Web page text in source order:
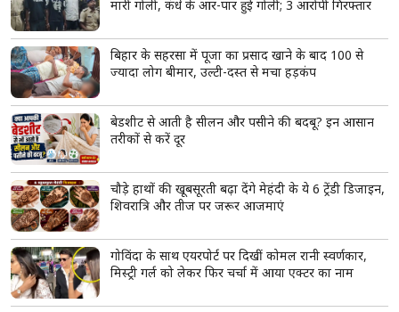
मारी गोली, कंधे के आर-पार हुई गोली; 3 आरोपी गिरफ्तार
बिहार के सहरसा में पूजा का प्रसाद खाने के बाद 100 से
ज्यादा लोग बीमार, उल्टी-दस्त से मचा हड़कंप
बेडशीट से आती है सीलन और पसीने की बदबू? इन आसान
तरीकों से करें दूर
चौड़े हाथों की खूबसूरती बढ़ा देंगे मेहंदी के ये 6 ट्रेंडी डिजाइन,
शिवरात्रि और तीज पर जरूर आजमाएं
गोविंदा के साथ एयरपोर्ट पर दिखीं कोमल रानी स्वर्णकार,
मिस्ट्री गर्ल को लेकर फिर चर्चा में आया एक्टर का नाम